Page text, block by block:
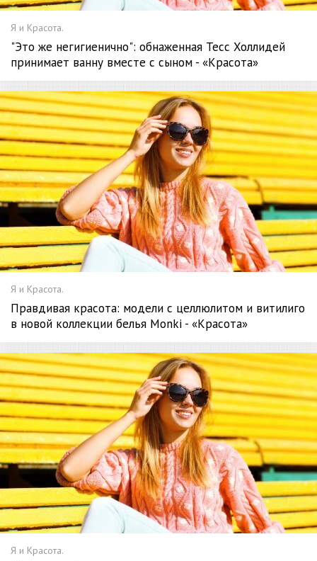
Я и Красота.
"Это же негигиенично": обнаженная Тесс Холлидей
принимает ванну вместе с сыном - «Красота»
Я и Красота.
Правдивая красота: модели с целлюлитом и витилиго
в новой коллекции белья Monki - «Красота»
Я и Красота.